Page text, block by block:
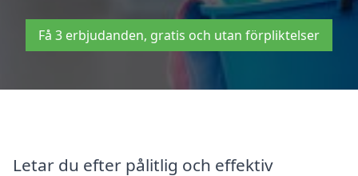
Få 3 erbjudanden, gratis och utan förpliktelser
Letar du efter pålitlig och effektiv